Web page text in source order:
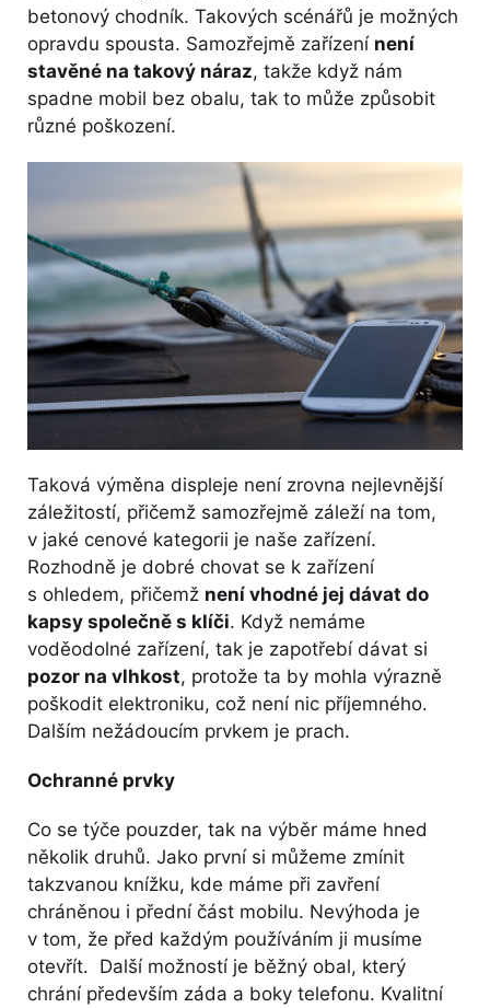
betonový chodník. Takových scénářů je možných
opravdu spousta. Samozřejmě zařízení není
stavěné na takový náraz, takže když nám
spadne mobil bez obalu, tak to může způsobit
různé poškození.
Taková výměna displeje není zrovna nejlevnější
záležitostí, přičemž samozřejmě záleží na tom,
v jaké cenové kategorii je naše zařízení.
Rozhodně je dobré chovat se k zařízení
s ohledem, přičemž není vhodné jej dávat do
kapsy společně s klíči. Když nemáme
voděodolné zařízení, tak je zapotřebí dávat si
pozor na vlhkost, protože ta by mohla výrazně
poškodit elektroniku, což není nic příjemného.
Dalším nežádoucím prvkem je prach.
Ochranné prvky
Co se týče pouzder, tak na výběr máme hned
několik druhů. Jako první si můžeme zmínit
takzvanou knížku, kde máme při zavření
chráněnou i přední část mobilu. Nevýhoda je
v tom, že před každým používáním ji musíme
otevřít. Další možností je běžný obal, který
chrání především záda a boky telefonu. Kvalitní